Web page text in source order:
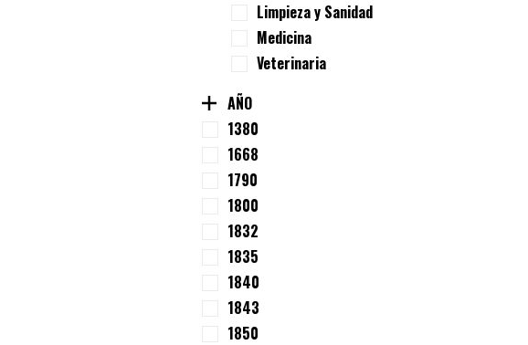
Limpieza y Sanidad
Medicina
Veterinaria
AÑO
1380
1668
1790
1800
1832
1835
1840
1843
1850